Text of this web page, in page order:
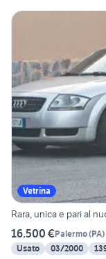
Vetrina
Rara, unica e pari al
16.500 €Palermo(PA)
Usato
03/2000